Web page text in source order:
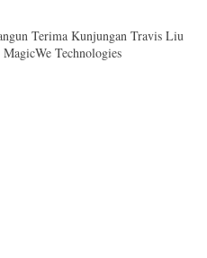
Terima Kunjungan Travis Liu
Technologies